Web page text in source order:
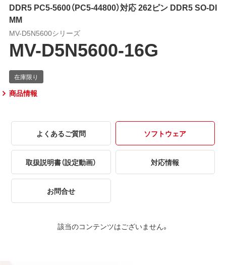
DDR5 PC5-5600（PC5-44800）対応 262ピン DDR5 SO-DI
MM
MV-D5N5600シリーズ
MV-D5N5600-16G
商品情報
よくあるご質問 ソフトウェア
取扱説明書（設定動画） 対応情報
お問合せ
該当のコンテンツはございません。